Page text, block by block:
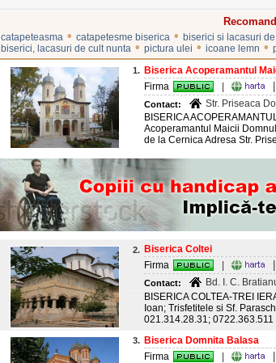
catapeteasma • catapetesme biserica • biserici si lacasuri
biserici, lacasuri de cult nunta • pictura ulei • icoane lemn •
1. Biserica Acoperamantul
Firma
Contact:
Str. Priseaca
BISERICA
Acoperamantul Maicii
de la Cernica Adresa Str.
2. Biserica Coltei
Firma
Contact:
Bd. I. C.
BISERICA COLTEA-TREI
Ioan; Trisfetitele si Sf.
021.314.28.31; 0722.363.511
3. Biserica Domnita Balasa
Firma